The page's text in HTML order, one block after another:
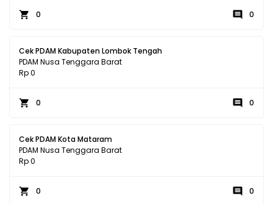
0 0
Cek PDAM Kabupaten Lombok Tengah
PDAM Nusa Tenggara Barat
Rp 0
0 0
Cek PDAM Kota Mataram
PDAM Nusa Tenggara Barat
Rp 0
0 0